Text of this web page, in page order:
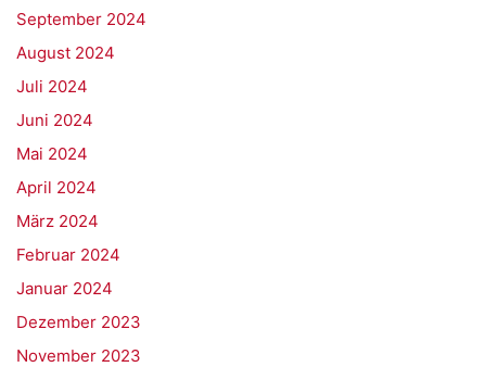
September 2024
August 2024
Juli 2024
Juni 2024
Mai 2024
April 2024
März 2024
Februar 2024
Januar 2024
Dezember 2023
November 2023